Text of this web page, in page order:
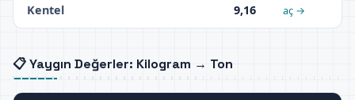
Kentel 9,16 aç →
📋 Yaygın Değerler: Kilogram → Ton